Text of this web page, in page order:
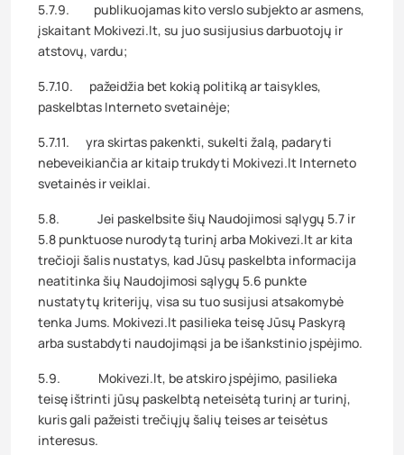
5.7.9. publikuojamas kito verslo subjekto ar asmens,
įskaitant Mokivezi.lt, su juo susijusius darbuotojų ir
atstovų, vardu;
5.7.10. pažeidžia bet kokią politiką ar taisykles,
paskelbtas Interneto svetainėje;
5.7.11. yra skirtas pakenkti, sukelti žalą, padaryti
nebeveikiančia ar kitaip trukdyti Mokivezi.lt Interneto
svetainės ir veiklai.
5.8. Jei paskelbsite šių Naudojimosi sąlygų 5.7 ir
5.8 punktuose nurodytą turinį arba Mokivezi.lt ar kita
trečioji šalis nustatys, kad Jūsų paskelbta informacija
neatitinka šių Naudojimosi sąlygų 5.6 punkte
nustatytų kriterijų, visa su tuo susijusi atsakomybė
tenka Jums. Mokivezi.lt pasilieka teisę Jūsų Paskyrą
arba sustabdyti naudojimąsi ja be išankstinio įspėjimo.
5.9. Mokivezi.lt, be atskiro įspėjimo, pasilieka
teisę ištrinti jūsų paskelbtą neteisėtą turinį ar turinį,
kuris gali pažeisti trečiųjų šalių teises ar teisėtus
interesus.